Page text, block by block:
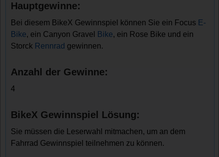
Hauptgewinne:
Bei diesem BikeX Gewinnspiel können Sie ein Focus E-
Bike, ein Canyon Gravel Bike, ein Rose Bike und ein
Storck Rennrad gewinnen.
Anzahl der Gewinne:
4
BikeX Gewinnspiel Lösung:
Sie müssen die Leserwahl mitmachen, um an dem
Fahrrad Gewinnspiel teilnehmen zu können.